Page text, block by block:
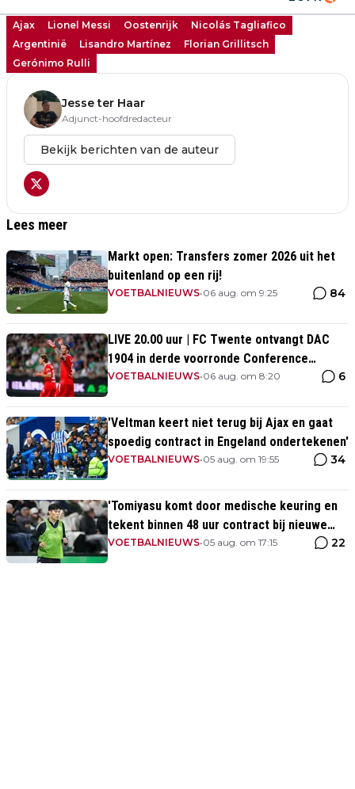
Ajax Lionel Messi Oostenrijk
Nicolás Tagliafico
Argentinië
Lisandro Martínez
Florian Grillitsch
Gerónimo Rulli
Jesse ter Haar
Adjunct-hoofdredacteur
Bekijk berichten van de auteur
Lees meer
Markt open: Transfers zomer 2026 uit het
buitenland op een rij!
VOETBALNIEUWS•06 aug. om 9:25 84
LIVE 20.00 uur | FC Twente ontvangt DAC
1904 in derde voorronde Conference
League
VOETBALNIEUWS•06 aug. om 8:20 6
'Veltman keert niet terug bij Ajax en gaat
spoedig contract in Engeland ondertekenen'
VOETBALNIEUWS•05 aug. om 19:55 34
'Tomiyasu komt door medische keuring en
tekent binnen 48 uur contract bij nieuwe
club'
VOETBALNIEUWS•05 aug. om 17:15 22